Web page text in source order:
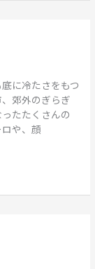
に冷たさをもつ
郊外のぎらぎ
たたくさんの
や、顔